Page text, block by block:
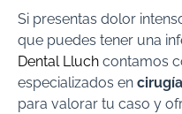
Si presentas dolor
que puedes tener una
Dental Lluch contamos
especializados en
para valorar tu caso y